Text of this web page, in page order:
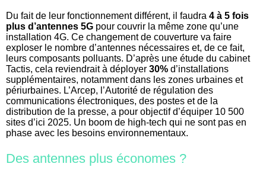
Du fait de leur fonctionnement différent, il faudra 4 à 5 fois
plus d’antennes 5G pour couvrir la même zone qu’une
installation 4G. Ce changement de couverture va faire
exploser le nombre d’antennes nécessaires et, de ce fait,
leurs composants polluants. D’après une étude du cabinet
Tactis, cela reviendrait à déployer 30% d’installations
supplémentaires, notamment dans les zones urbaines et
périurbaines. L’Arcep, l’Autorité de régulation des
communications électroniques, des postes et de la
distribution de la presse, a pour objectif d’équiper 10 500
sites d’ici 2025. Un boom de high-tech qui ne sont pas en
phase avec les besoins environnementaux.
Des antennes plus économes ?